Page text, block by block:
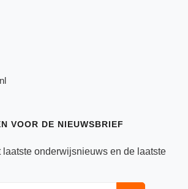
VOOR DE NIEUWSBRIEF
laatste onderwijsnieuws en de laatste